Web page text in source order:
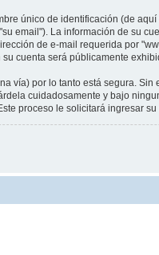
único de identificación (de
email"). La información de su
de e-mail requerida por
cuenta será públicamente
vía) por lo tanto está segura.
cuidadosamente y bajo
proceso le solicitará ingresar